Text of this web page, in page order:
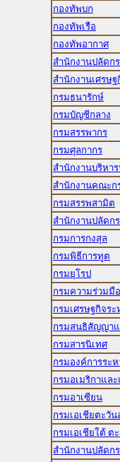
กองทัพบก
กองทัพเรือ
กองทัพอากาศ
สำนักงานปลัดก
สำนักงานเศรษ
กรมธนารักษ์
กรมบัญชีกลาง
กรมสรรพากร
กรมศุลกากร
สำนักงานบริหา
สำนักงานคณะก
กรมสรรพสามิต
สำนักงานปลัดก
กรมการกงสุล
กรมพิธีการทูต
กรมยุโรป
กรมความร่วมมื
กรมเศรษฐกิจระ
กรมสนธิสัญญา
กรมสารนิเทศ
กรมองค์การระห
กรมอเมริกาแล
กรมอาเซียน
กรมเอเชียตะวัน
กรมเอเชียใต้ ต
สำนักงานปลัดก